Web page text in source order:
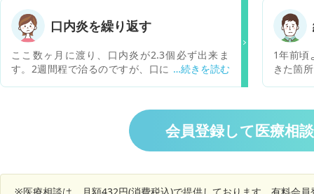
したが、2日ほど前からまた同じような箇所が前
回と同じように痛み、昨日よりも晴れが少し大き
くなっています。大きさにして5mm前後だと思
います。色は特に周りと変わらず、腫れで盛り上
がっている程度の様子です。食べ物などが染みる
というものではなく、歯などの物理的な刺激で痛
みます。 舌の側面ということで、舌癌のできやす
が心配です。見た目によるそれらの明確な区別な
ような
たらよ
口内炎を繰り返す
ここ数ヶ月に渡り、口内炎が2.3個必ず出来ま
す。2週間程で治るのですが、口に口内炎が出来
部に塗ったりと市販の薬でなんとかなっているの
ですが…ヘルペスと関係があるとも聞き、ヘルペ
スも一カ月に一回必ず出来ます。 口腔歯科で診て
もらう？のがいいのでしょうか？
1年前頃
きた箇
れ以外
たら出
レルギ
も分か
会員登録して医療相